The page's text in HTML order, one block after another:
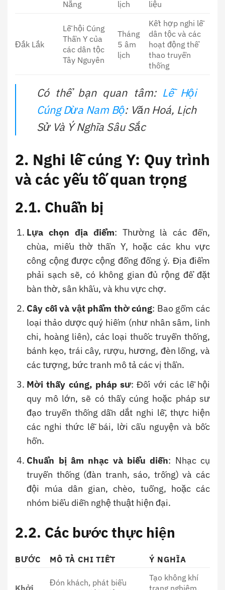
Nẵng lịch liệu
Đắk Lắk
Lễ hội Cúng
Thần Y của
các dân tộc
Tây Nguyên
Tháng
5 âm
lịch
Kết hợp nghi lễ
dân tộc và các
hoạt động thể
thao truyền
thống
Có thể bạn quan tâm: Lễ Hội
Cúng Dừa Nam Bộ: Văn Hoá, Lịch
Sử Và Ý Nghĩa Sâu Sắc
2. Nghi lễ cúng Y: Quy trình
và các yếu tố quan trọng
2.1. Chuẩn bị
Lựa chọn địa điểm: Thường là các đền,
chùa, miếu thờ thần Y, hoặc các khu vực
công cộng được cộng đồng đồng ý. Địa điểm
phải sạch sẽ, có không gian đủ rộng để đặt
bàn thờ, sân khấu, và khu vực chợ.
Cây cối và vật phẩm thờ cúng: Bao gồm các
loại thảo dược quý hiếm (như nhân sâm, linh
chi, hoàng liên), các loại thuốc truyền thống,
bánh kẹo, trái cây, rượu, hương, đèn lồng, và
các tượng, bức tranh mô tả các vị thần.
Mời thầy cúng, pháp sư: Đối với các lễ hội
quy mô lớn, sẽ có thầy cúng hoặc pháp sư
đạo truyền thống dẫn dắt nghi lễ, thực hiện
các nghi thức lễ bái, lời cầu nguyện và bốc
hồn.
Chuẩn bị âm nhạc và biểu diễn: Nhạc cụ
truyền thống (đàn tranh, sáo, trống) và các
đội múa dân gian, chèo, tuồng, hoặc các
nhóm biểu diễn nghệ thuật hiện đại.
2.2. Các bước thực hiện
BƯỚC MÔ TẢ CHI TIẾT Ý NGHĨA
Khởi
Đón khách, phát biểu
Tạo không khí
trang nghiêm,